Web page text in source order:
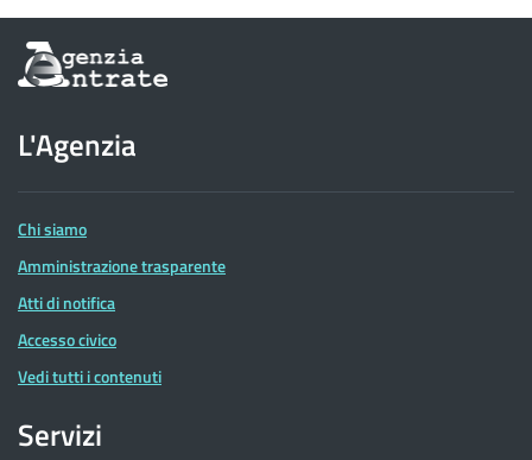
Informazioni
sul
dell'Agenzia
delle
Entrate
L'Agenzia
Chi siamo
Amministrazione trasparente
Atti di notifica
Accesso civico
Vedi tutti i contenuti
Servizi